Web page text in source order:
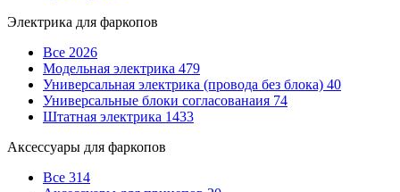
Электрика для фаркопов
Все 2026
Модельная электрика 479
Универсальная электрика (провода без блока) 40
Универсальные блоки согласованаия 74
Штатная электрика 1433
Аксессуары для фаркопов
Все 314